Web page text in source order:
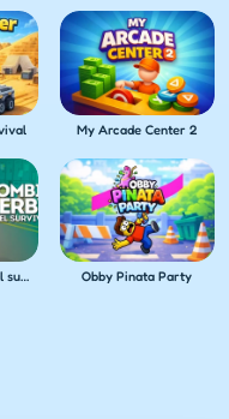
My Arcade Center 2
Zombie derby pixel survival Obby Pinata Party